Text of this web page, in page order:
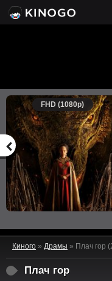
FHD (1080p)
Киного » Драмы » Плач гор
Плач гор